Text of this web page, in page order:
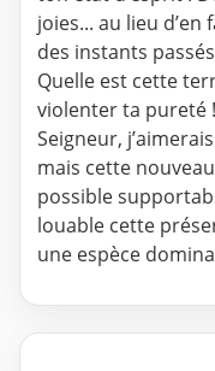
joies... au lieu
des instants
Quelle est cette
violenter ta pureté !
Seigneur,
mais cette
possible
louable cette
une espèce